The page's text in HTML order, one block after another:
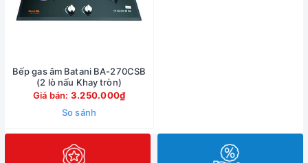
Bếp gas âm Batani BA-270CSB
(2 lò nấu Khay tròn)
Giá bán: 3.250.000₫
So sánh